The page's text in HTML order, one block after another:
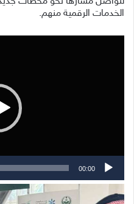
الخدمات الرقمية منهم.
00:00